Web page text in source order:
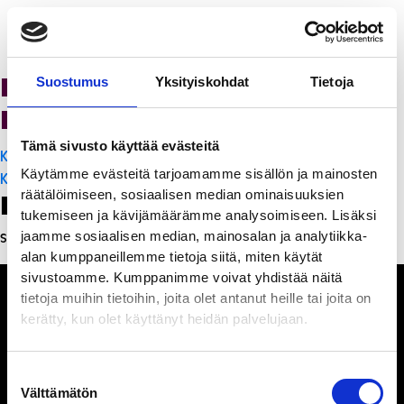
Suostumus Yksityiskohdat Tietoja
Tämä sivusto käyttää evästeitä
Käytämme evästeitä tarjoamamme sisällön ja mainosten
räätälöimiseen, sosiaalisen median ominaisuuksien
tukemiseen ja kävijämäärämme analysoimiseen. Lisäksi
jaamme sosiaalisen median, mainosalan ja analytiikka-
alan kumppaneillemme tietoja siitä, miten käytät
sivustoamme. Kumppanimme voivat yhdistää näitä
tietoja muihin tietoihin, joita olet antanut heille tai joita on
kerätty, kun olet käyttänyt heidän palvelujaan.
valinta
Välttämätön
K-Citymarket Pori
Puuvilla
Artikkelien
selaus
K-Citymarket Pori Puuvilla
K-Citymarket Pori Puuvilla
Leave a Reply
Sinun täytyykirjautua sisäänkommentoidaksesi.
ihmeteltävää